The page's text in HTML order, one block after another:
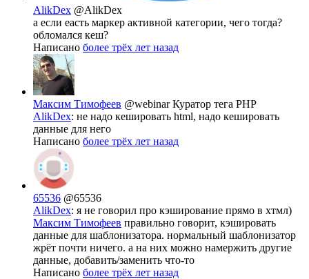
AlikDex @AlikDex
а если еасть маркер активной категории, чего тогда?
обломался кеш?
Написано более трёх лет назад
Максим Тимофеев @webinarКуратор тега PHP
AlikDex: не надо кешировать html, надо кешировать
данные для него
Написано более трёх лет назад
65536 @65536
AlikDex: я не говорил про кэширование прямо в хтмл)
Максим Тимофеев правильно говорит, кэшировать
данные для шаблонизатора. нормальный шаблонизатор
жрёт почти ничего. а на них можно намержить другие
данные, добавить/заменить что-то
Написано более трёх лет назад